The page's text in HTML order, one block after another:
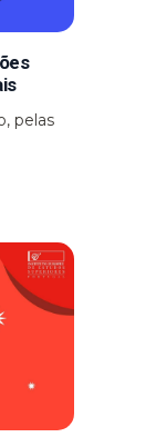
pelas